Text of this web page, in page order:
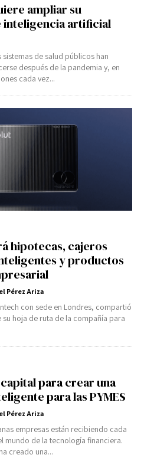
ampliar su
inteligencia artificial
de salud públicos han
después de la pandemia y, en
cada vez...
hipotecas, cajeros
y productos
Pérez Ariza
con sede en Londres, compartió
su hoja de ruta de la compañía para
para crear una
para las PYMES
Pérez Ariza
empresas están recibiendo cada
mundo de la tecnología financiera.
creado una...